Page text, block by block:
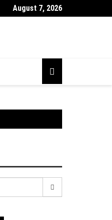
August 7, 2026